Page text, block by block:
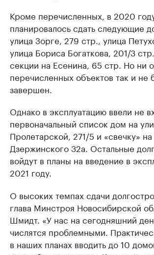
Кроме перечисленных, в 2020
планировалось сдать следующие
улица Зорге, 279 стр., улица
улица Бориса Богаткова, 201/3
секции на Есенина, 65 стр. Но ни
перечисленных объектов так и не
завершен.
Однако в эксплуатацию ввели не
первоначальный список дом на
Пролетарской, 271/5 и «свечку»
Дзержинского 32а. Остальные
войдут в планы на введение в
2021 году.
О высоких темпах сдачи
глава Минстроя Новосибирской
Шмидт. «У нас на сегодняшний
числятся проблемными.
в наших планах вводить до 10